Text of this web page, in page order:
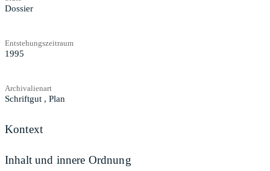
Dossier
Entstehungszeitraum
1995
Archivalienart
Schriftgut , Plan
Kontext
Inhalt und innere Ordnung